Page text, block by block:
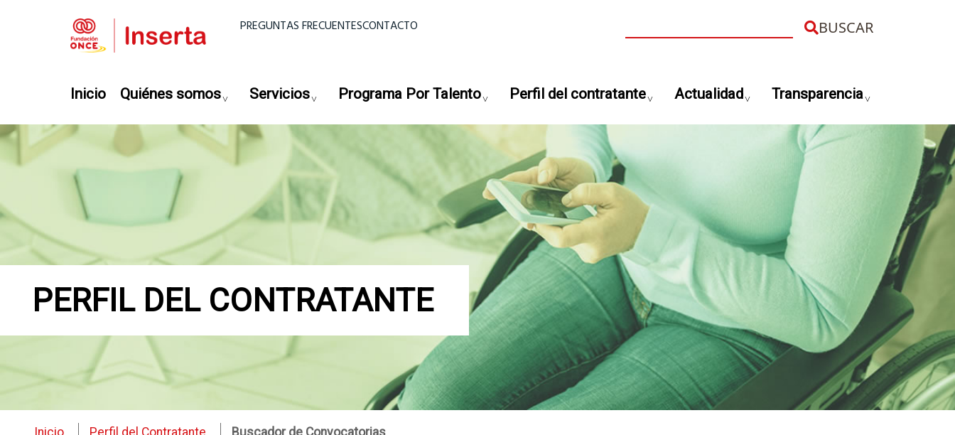
Menú superior
PREGUNTAS FRECUENTESCONTACTO
Navegación principal
Inicio Quiénes somos Servicios Programa Por Talento Perfil del contratante Actualidad Transparencia
PERFIL DEL CONTRATANTE
Inicio Perfil del Contratante Buscador de Convocatorias